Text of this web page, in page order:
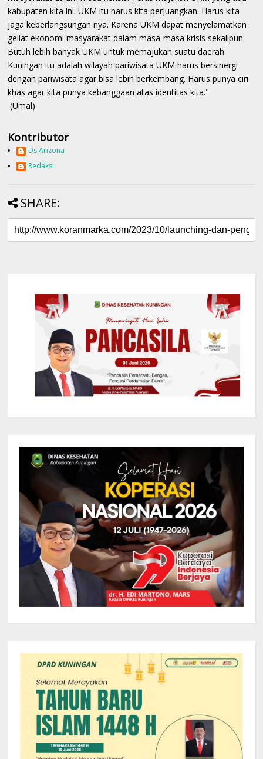
kabupaten kita ini. UKM itu harus kita perjuangkan. Harus kita
jaga keberlangsungan nya. Karena UKM dapat menyelamatkan
geliat ekonomi masyarakat dalam masa-masa krisis sekalipun.
Butuh lebih banyak UKM untuk memajukan suatu daerah.
Kuningan itu adalah wilayah pariwisata UKM harus bersinergi
dengan pariwisata agar bisa lebih berkembang. Harus punya ciri
khas agar kita punya kebanggaan atas identitas kita."
(Umal)
Kontributor
Ds Arizona
Redaksi
SHARE: